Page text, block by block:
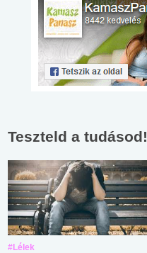
Teszteld a tudásod!
#Lélek